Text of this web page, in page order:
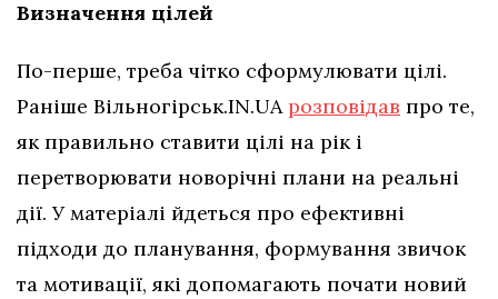
Визначення цілей
По-перше, треба чітко сформулювати цілі.
Раніше Вільногірськ.IN.UAрозповідав про те,
як правильно ставити цілі на рік і
перетворювати новорічні плани на реальні
дії. У матеріалі йдеться про ефективні
підходи до планування, формування звичок
та мотивації, які допомагають почати новий